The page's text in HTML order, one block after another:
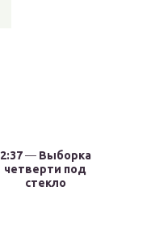
2:37— Выборка
четверти под
стекло